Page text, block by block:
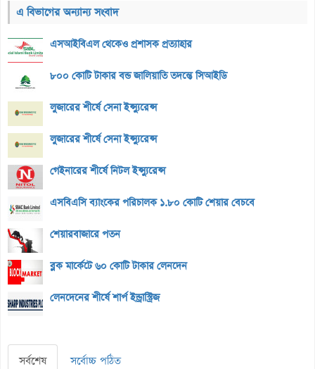
এ বিভাগের অন্যান্য সংবাদ
এসআইবিএল থেকেও প্রশাসক প্রত্যাহার
৮০০ কোটি টাকার বন্ড জালিয়াতি তদন্তে সিআইডি
লুজারের শীর্ষে সেনা ইন্স্যুরেন্স
লুজারের শীর্ষে সেনা ইন্স্যুরেন্স
গেইনারের শীর্ষে নিটল ইন্স্যুরেন্স
এসবিএসি ব্যাংকের পরিচালক ১.৮০ কোটি শেয়ার বেচবে
শেয়ারবাজারে পতন
ব্লক মার্কেটে ৬০ কোটি টাকার লেনদেন
লেনদেনের শীর্ষে শার্প ইন্ড্রাস্ট্রিজ
সর্বশেষ
সর্বোচ্চ পঠিত